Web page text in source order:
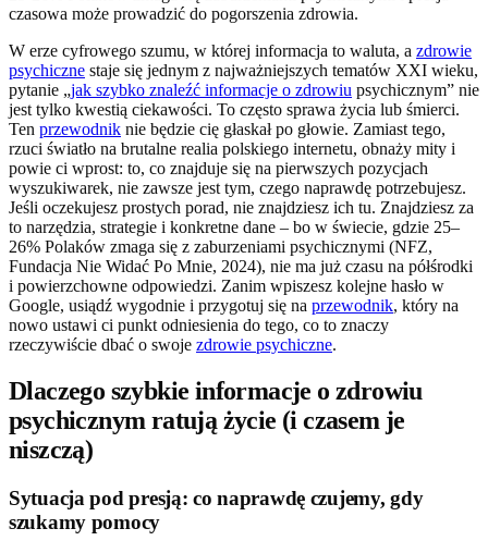
czasowa może prowadzić do pogorszenia zdrowia.
W erze cyfrowego szumu, w której informacja to waluta, a zdrowie
psychiczne staje się jednym z najważniejszych tematów XXI wieku,
pytanie „jak szybko znaleźć informacje o zdrowiu psychicznym” nie
jest tylko kwestią ciekawości. To często sprawa życia lub śmierci.
Ten przewodnik nie będzie cię głaskał po głowie. Zamiast tego,
rzuci światło na brutalne realia polskiego internetu, obnaży mity i
powie ci wprost: to, co znajduje się na pierwszych pozycjach
wyszukiwarek, nie zawsze jest tym, czego naprawdę potrzebujesz.
Jeśli oczekujesz prostych porad, nie znajdziesz ich tu. Znajdziesz za
to narzędzia, strategie i konkretne dane – bo w świecie, gdzie 25–
26% Polaków zmaga się z zaburzeniami psychicznymi (NFZ,
Fundacja Nie Widać Po Mnie, 2024), nie ma już czasu na półśrodki
i powierzchowne odpowiedzi. Zanim wpiszesz kolejne hasło w
Google, usiądź wygodnie i przygotuj się na przewodnik, który na
nowo ustawi ci punkt odniesienia do tego, co to znaczy
rzeczywiście dbać o swoje zdrowie psychiczne.
Dlaczego szybkie informacje o zdrowiu
psychicznym ratują życie (i czasem je
niszczą)
Sytuacja pod presją: co naprawdę czujemy, gdy
szukamy pomocy